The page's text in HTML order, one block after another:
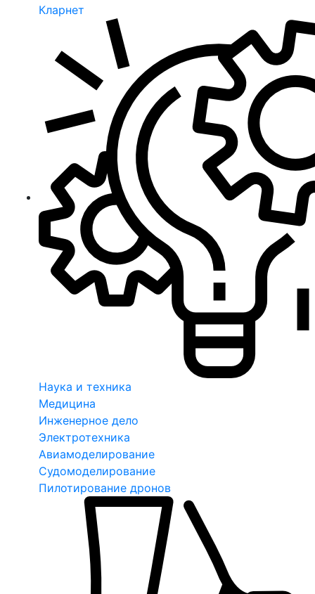
Кларнет
Наука и техника
Медицина
Инженерное дело
Электротехника
Авиамоделирование
Судомоделирование
Пилотирование дронов